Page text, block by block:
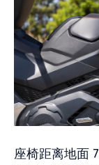
座椅距离地面